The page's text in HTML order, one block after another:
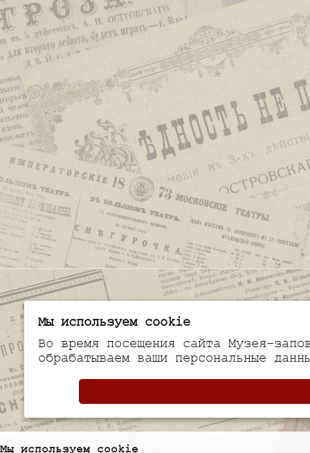
Мы используем cookie
Мы используем cookie
Во время посещения сайта Музея-
обрабатываем ваши персональные